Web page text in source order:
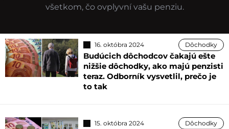
všetkom, čo ovplyvní vašu penziu.
16. októbra 2024 Dôchodky
Budúcich dôchodcov čakajú ešte
nižšie dôchodky, ako majú penzisti
teraz. Odborník vysvetlil, prečo je
to tak
15. októbra 2024 Dôchodky